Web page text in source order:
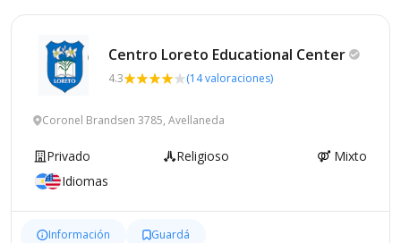
Centro Loreto Educational Center
4.3 (14 valoraciones)
Coronel Brandsen 3785, Avellaneda
Privado Religioso
Mixto
Idiomas
Información Guardá